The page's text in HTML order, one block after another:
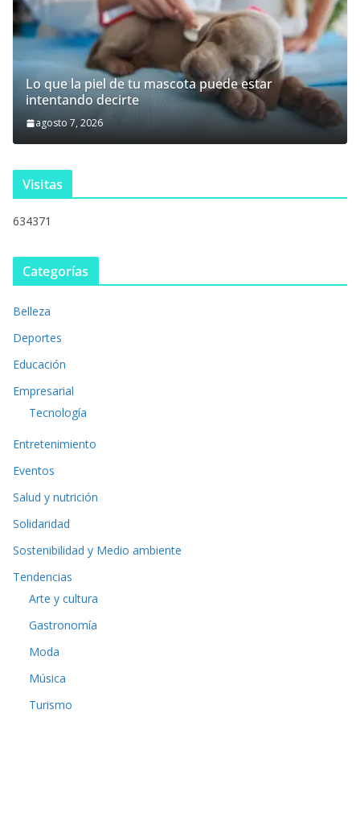
Lo que la piel de tu mascota puede estar
intentando decirte
agosto 7, 2026
Visitas
634371
Categorías
Belleza
Deportes
Educación
Empresarial
Tecnología
Entretenimiento
Eventos
Salud y nutrición
Solidaridad
Sostenibilidad y Medio ambiente
Tendencias
Arte y cultura
Gastronomía
Moda
Música
Turismo